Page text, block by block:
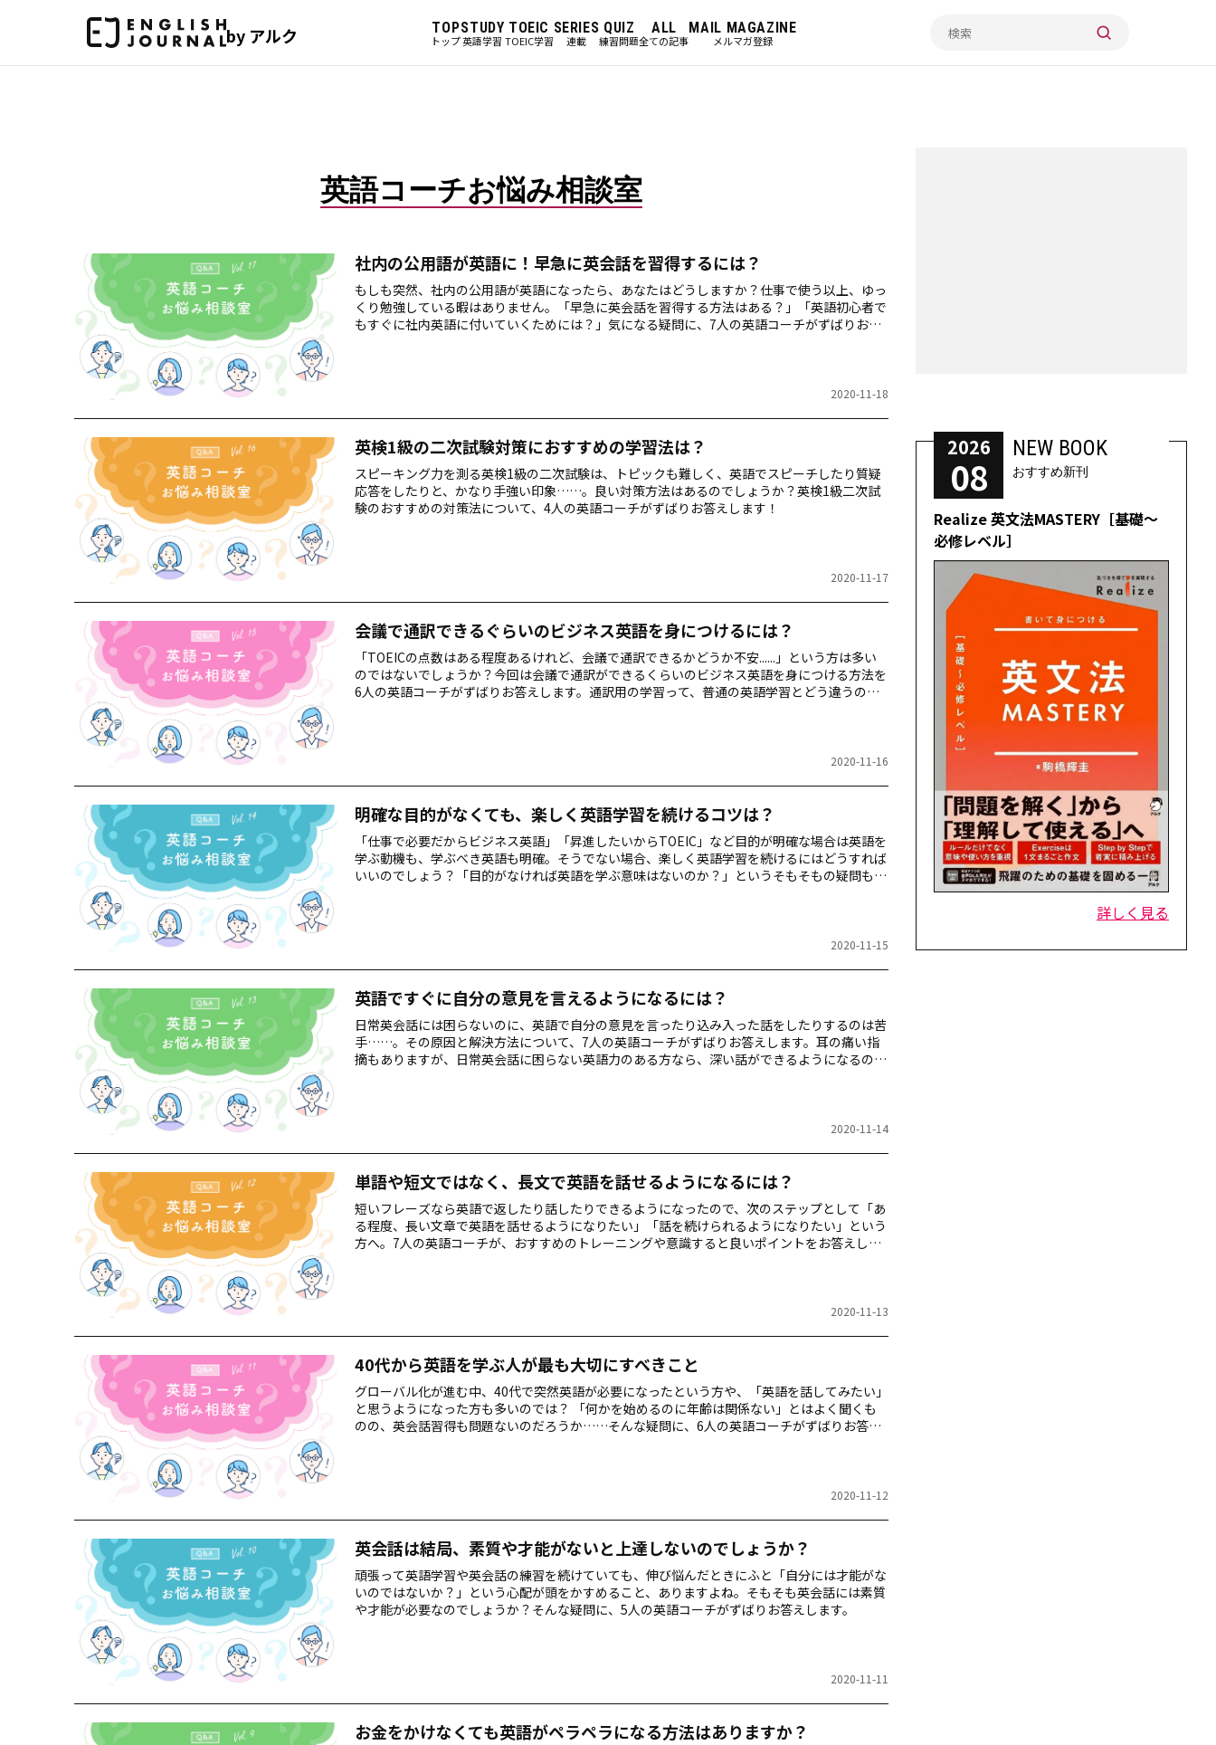
by アルク TOP
トップ
STUDY
英語学習
TOEIC
TOEIC学習
SERIES
連載
QUIZ
練習問題
ALL
全ての記事
MAIL MAGAZINE
メルマガ登録
英語コーチお悩み相談室
社内の公用語が英語に！早急に英会話を習得するには？
もしも突然、社内の公用語が英語になったら、あなたはどうしますか？仕事で使う以上、ゆっ
くり勉強している暇はありません。「早急に英会話を習得する方法はある？」「英語初心者で
もすぐに社内英語に付いていくためには？」気になる疑問に、7人の英語コーチがずばりお答
2020-11-18
英検1級の二次試験対策におすすめの学習法は？
スピーキング力を測る英検1級の二次試験は、トピックも難しく、英語でスピーチしたり質疑
応答をしたりと、かなり手強い印象……。良い対策方法はあるのでしょうか？英検1級二次試
験のおすすめの対策法について、4人の英語コーチがずばりお答えします！
2020-11-17
会議で通訳できるぐらいのビジネス英語を身につけるには？
「TOEICの点数はある程度あるけれど、会議で通訳できるかどうか不安......」という方は多い
のではないでしょうか？今回は会議で通訳ができるくらいのビジネス英語を身につける方法を
6人の英語コーチがずばりお答えします。通訳用の学習って、普通の英語学習とどう違うので
2020-11-16
明確な目的がなくても、楽しく英語学習を続けるコツは？
「仕事で必要だからビジネス英語」「昇進したいからTOEIC」など目的が明確な場合は英語を
学ぶ動機も、学ぶべき英語も明確。そうでない場合、楽しく英語学習を続けるにはどうすれば
いいのでしょう？「目的がなければ英語を学ぶ意味はないのか？」というそもそもの疑問も含
2020-11-15
英語ですぐに自分の意見を言えるようになるには？
日常英会話には困らないのに、英語で自分の意見を言ったり込み入った話をしたりするのは苦
手……。その原因と解決方法について、7人の英語コーチがずばりお答えします。耳の痛い指
摘もありますが、日常英会話に困らない英語力のある方なら、深い話ができるようになるのは
2020-11-14
単語や短文ではなく、長文で英語を話せるようになるには？
短いフレーズなら英語で返したり話したりできるようになったので、次のステップとして「あ
る程度、長い文章で英語を話せるようになりたい」「話を続けられるようになりたい」という
方へ。7人の英語コーチが、おすすめのトレーニングや意識すると良いポイントをお答えしま
2020-11-13
40代から英語を学ぶ人が最も大切にすべきこと
グローバル化が進む中、40代で突然英語が必要になったという方や、「英語を話してみたい」
と思うようになった方も多いのでは？ 「何かを始めるのに年齢は関係ない」とはよく聞くも
のの、英会話習得も問題ないのだろうか……そんな疑問に、6人の英語コーチがずばりお答え
2020-11-12
英会話は結局、素質や才能がないと上達しないのでしょうか？
頑張って英語学習や英会話の練習を続けていても、伸び悩んだときにふと「自分には才能がな
いのではないか？」という心配が頭をかすめること、ありますよね。そもそも英会話には素質
や才能が必要なのでしょうか？そんな疑問に、5人の英語コーチがずばりお答えします。
2020-11-11
お金をかけなくても英語がペラペラになる方法はありますか？
2026
08
NEW BOOK
おすすめ新刊
Realize 英文法MASTERY［基礎～
必修レベル］
詳しく見る